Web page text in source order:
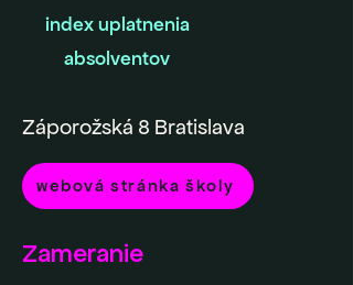
index uplatnenia
absolventov
Záporožská 8 Bratislava
webová stránka školy
Zameranie